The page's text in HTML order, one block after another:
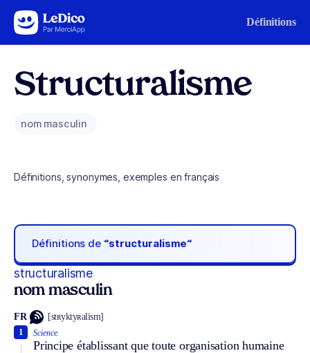
Aller au contenu Définitions
Structuralisme
nom masculin
Définitions, synonymes, exemples en français
Définitions de “structuralisme“
structuralisme
nom masculin
FR [stʀyktyʀalism]
Science.
Principe établissant que toute organisation humaine
1